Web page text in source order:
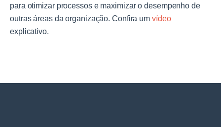
para otimizar processos e maximizar o desempenho de
outras áreas da organização. Confira um vídeo
explicativo.